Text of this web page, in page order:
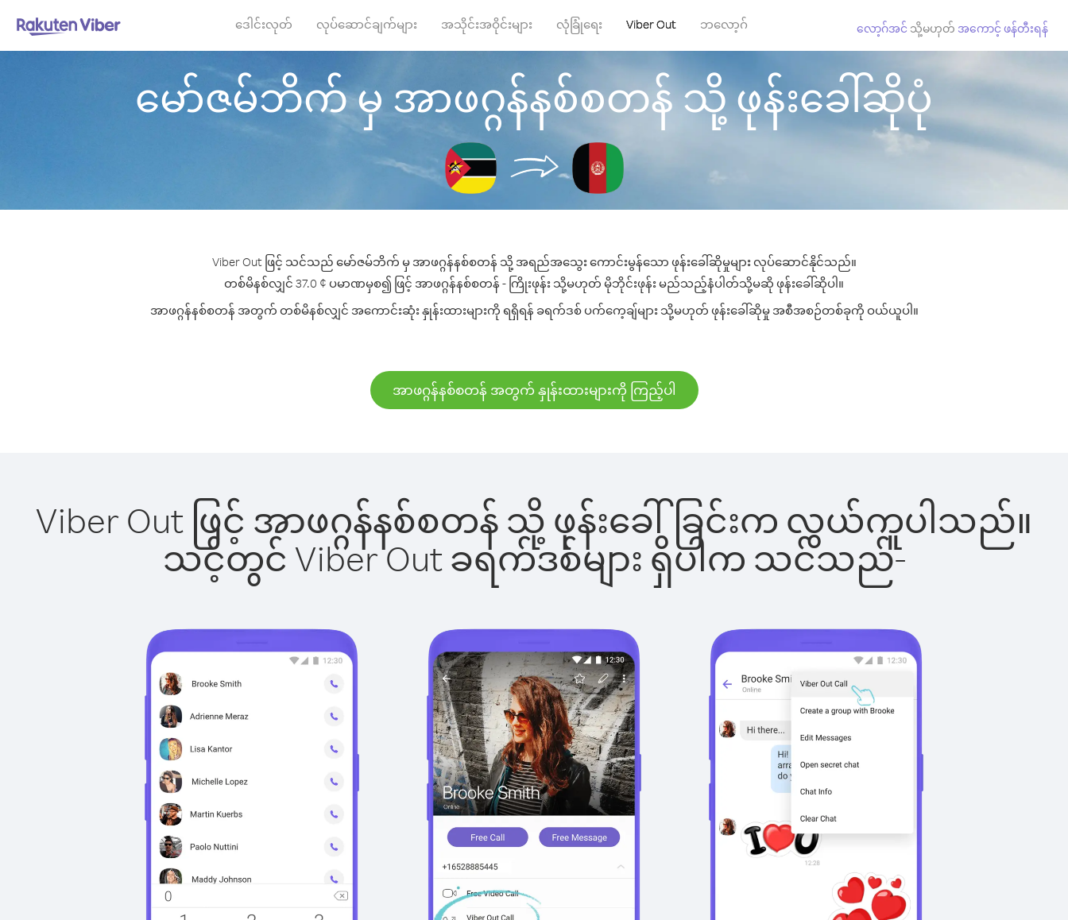
ဒေါင်းလုတ် လုပ်ဆောင်ချက်များ အသိုင်းအဝိုင်းများ လုံခြုံရေး Viber Out ဘလော့ဂ် လော့ဂ်အင် သို့မဟုတ် အကောင့် ဖန်တီးရန်
မော်ဇမ်ဘိက် မှ အာဖဂ္ဂန်နစ်စတန် သို့ ဖုန်းခေါ်ဆိုပုံ
Viber Out ဖြင့် သင်သည် မော်ဇမ်ဘိက် မှ အာဖဂ္ဂန်နစ်စတန် သို့ အရည်အသွေး ကောင်းမွန်သော ဖုန်းခေါ်ဆိုမှုများ လုပ်ဆောင်နိုင်သည်။
တစ်မိနစ်လျှင် 37.0 ¢ ပမာဏမှစ၍ ဖြင့် အာဖဂ္ဂန်နစ်စတန် - ကြိုးဖုန်း သို့မဟုတ် မိုဘိုင်းဖုန်း မည်သည့်နံပါတ်သို့မဆို ဖုန်းခေါ်ဆိုပါ။
အာဖဂ္ဂန်နစ်စတန် အတွက် တစ်မိနစ်လျှင် အကောင်းဆုံး နှုန်းထားများကို ရရှိရန် ခရက်ဒစ် ပက်ကေ့ချ်များ သို့မဟုတ် ဖုန်းခေါ်ဆိုမှု အစီအစဉ်တစ်ခုကို ဝယ်ယူပါ။
အာဖဂ္ဂန်နစ်စတန် အတွက် နှုန်းထားများကို ကြည့်ပါ
Viber Out ဖြင့် အာဖဂ္ဂန်နစ်စတန် သို့ ဖုန်းခေါ်ခြင်းက လွယ်ကူပါသည်။
သင့်တွင် Viber Out ခရက်ဒစ်များ ရှိပါက သင်သည်-